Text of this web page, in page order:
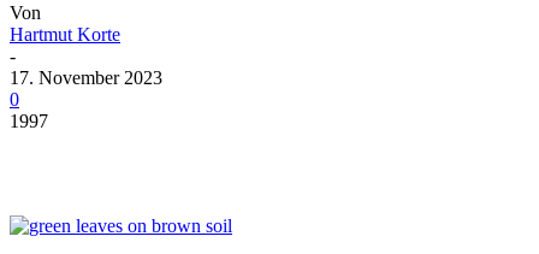
Von
Hartmut Korte
-
17. November 2023
0
1997